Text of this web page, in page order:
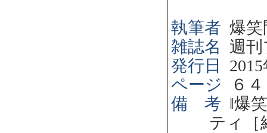
執筆者 爆笑
雑誌名
週
発行日
2015
ページ
６
備 考 ‖爆
ティ［